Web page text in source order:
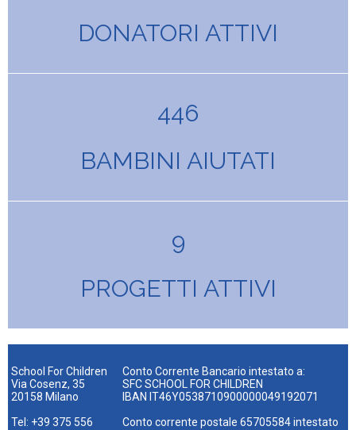
DONATORI ATTIVI
446
BAMBINI AIUTATI
9
PROGETTI ATTIVI
School For Children
Via Cosenz, 35
20158 Milano
Tel: +39 375 556
Conto Corrente Bancario intestato a:
SFC SCHOOL FOR CHILDREN
IBAN IT46Y0538710900000049192071
Conto corrente postale 65705584 intestato